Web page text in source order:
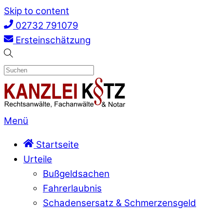
Skip to content
02732 791079
Ersteinschätzung
Menü
Startseite
Urteile
Bußgeldsachen
Fahrerlaubnis
Schadensersatz & Schmerzensgeld